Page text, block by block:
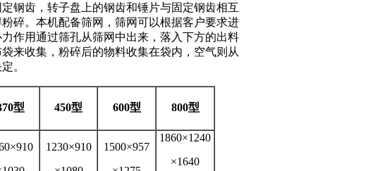
钢齿，转子盘上的钢齿和锤片与固定钢齿相互
碎。本机配备筛网，筛网可以根据客户要求进
作用通过筛孔从筛网中出来，落入下方的出料
来收集，粉碎后的物料收集在袋内，空气则从
。
型 450型 600型 800型
1230×910
1500×957
1860×1240
×1640